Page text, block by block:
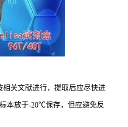
关文献进行，提取后应尽快进
本放于-20℃保存，但应避免反